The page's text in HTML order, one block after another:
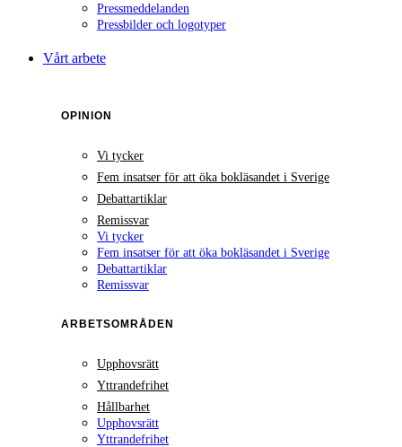
Pressmeddelanden
Pressbilder och logotyper
Vårt arbete
OPINION
Vi tycker
Fem insatser för att öka bokläsandet i Sverige
Debattartiklar
Remissvar
Vi tycker
Fem insatser för att öka bokläsandet i Sverige
Debattartiklar
Remissvar
ARBETSOMRÅDEN
Upphovsrätt
Yttrandefrihet
Hållbarhet
Upphovsrätt
Yttrandefrihet